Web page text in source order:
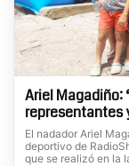
Ariel Magadiño:
representantes
El nadador Ariel
deportivo de
que se realizó en la